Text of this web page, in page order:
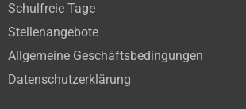
Schulfreie Tage
Stellenangebote
Allgemeine Geschäftsbedingungen
Datenschutzerklärung